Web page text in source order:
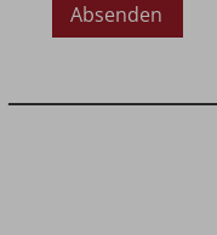
Absenden